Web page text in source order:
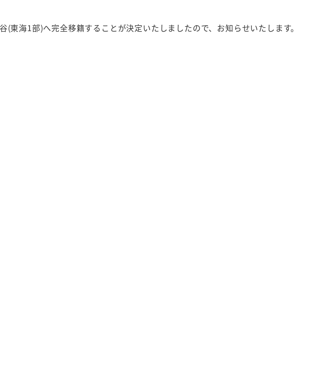
海1部)へ完全移籍することが決定いたしましたので、お知らせいたします。